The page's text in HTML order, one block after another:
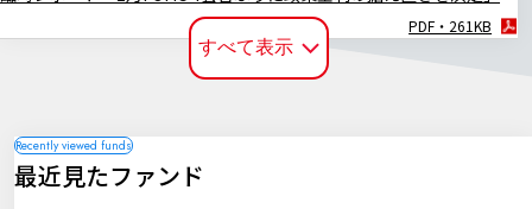
PDF・261KB
臨時レポート「日銀1月 0.50％への追加利上げを決定」
マーケットレポート
臨時レポート「日銀12月 金融政策の現状維持を決定」
2024年12月20日
すべて表示
最近見たファンド